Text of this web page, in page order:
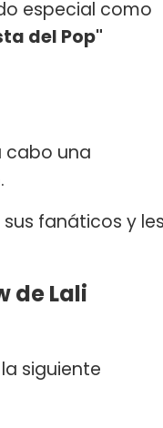
especial como
del Pop"
cabo una
.
fanáticos y
de Lali
siguiente